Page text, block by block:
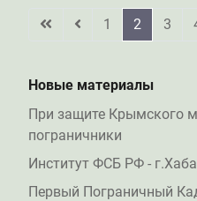
1 2 3
Новые материалы
При защите Крымского
пограничники
Институт ФСБ РФ -
Первый Пограничный